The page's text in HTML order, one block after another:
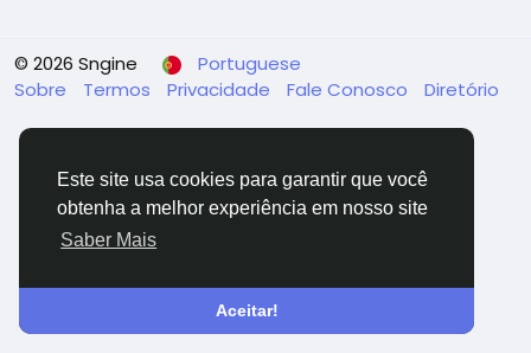
Este site usa cookies para garantir que você
obtenha a melhor experiência em nosso site
Saber Mais
Aceitar!
© 2026 Sngine
Portuguese
Sobre
Termos Privacidade Fale Conosco Diretório